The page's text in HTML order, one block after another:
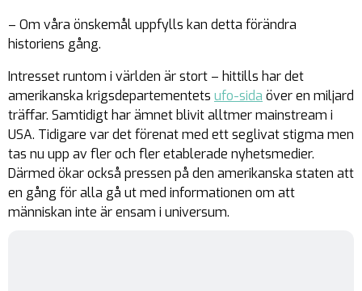
– Om våra önskemål uppfylls kan detta förändra
historiens gång.
Intresset runtom i världen är stort – hittills har det
amerikanska krigsdepartementets ufo-sida över en miljard
träffar. Samtidigt har ämnet blivit alltmer mainstream i
USA. Tidigare var det förenat med ett seglivat stigma men
tas nu upp av fler och fler etablerade nyhetsmedier.
Därmed ökar också pressen på den amerikanska staten att
en gång för alla gå ut med informationen om att
människan inte är ensam i universum.